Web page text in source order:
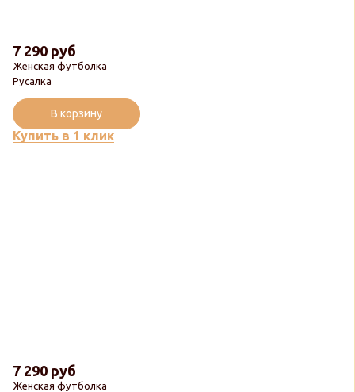
Женская футболка
Русалка
7 290 руб
Купить в 1 клик
В корзину
Женская футболка
7 290 руб